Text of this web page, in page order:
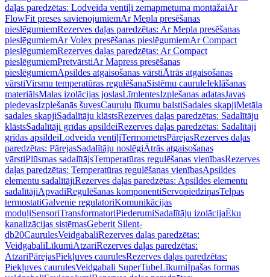
daļas paredzētas: Lodveida ventiļi zemapmetuma montāžaiAr
FlowFit preses savienojumiemAr Mepla presēšanas
pieslēgumiemRezerves daļas paredzētas: Ar Mepla presēšanas
pieslēgumiemAr Volex presēšanas pieslēgumiemAr Compact
pieslēgumiemRezerves daļas paredzētas: Ar Compact
pieslēgumiemPretvārstiAr Mapress presēšanas
pieslēgumiemApsildes atgaisošanas vārstiĀtrās atgaisošanas
vārstiVirsmu temperatūras regulēšanaSistēmu cauruleIeklāšanas
materiālsMalas izolācijas joslasLīmlentesIzplešanas adatasJavas
piedevasIzplešanās šuvesCauruļu līkumu balstiSadales skapjiMetāla
sadales skapjiSadalītāju klāstsRezerves daļas paredzētas: Sadalītāju
klāstsSadalītāji grīdas apsildeiRezerves daļas paredzētas: Sadalītāji
grīdas apsildeiLodveida ventiļiTermometrsPārejasRezerves daļas
paredzētas: PārejasSadalītāju noslēgiĀtrās atgaisošanas
vārstiPlūsmas sadalītājsTemperatūras regulēšanas vienībasRezerves
daļas paredzētas: Temperatūras regulēšanas vienībasApsildes
elementu sadalītājiRezerves daļas paredzētas: Apsildes elementu
sadalītājiApvadiRegulēšanas komponentiServopiedziņasTelpas
termostatiGalvenie regulatoriKomunikācijas
moduļiSensoriTransformatoriPiederumiSadalītāju izolācijaĒku
kanalizācijas sistēmasGeberit Silent-
db20CaurulesVeidgabaliRezerves daļas paredzētas:
VeidgabaliLīkumiAtzariRezerves daļas paredzētas:
AtzariPārejasPiekļuves caurulesRezerves daļas paredzētas:
Piekļuves caurulesVeidgabali SuperTubeLīkumiĪpašas formas